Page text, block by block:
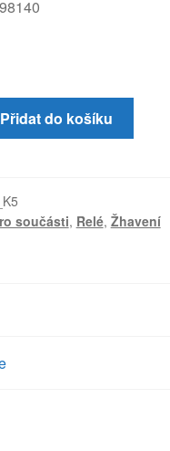
Přidat do košíku
součásti, Relé, Žhavení